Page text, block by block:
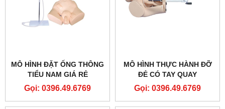
MÔ HÌNH ĐẶT ỐNG THÔNG
TIỂU NAM GIÁ RẺ
Gọi: 0396.49.6769
MÔ HÌNH THỰC HÀNH ĐỠ
ĐẺ CÓ TAY QUAY
Gọi: 0396.49.6769